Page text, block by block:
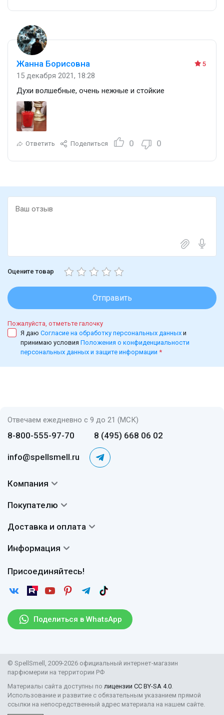
5
Жанна Борисовна
15 декабря 2021, 18:28
Духи волшебные, очень нежные и стойкие
Ответить Поделиться 0 0
Оцените товар
Отправить
Пожалуйста, отметьте галочку
Я даю Согласие на обработку персональных данных и
принимаю условия Положения о конфиденциальности
персональных данных и защите информации *
Отвечаем ежедневно с 9 до 21 (МСК)
8-800-555-97-70 8 (495) 668 06 02
info@spellsmell.ru
Поделиться в WhatsApp
Присоединяйтесь!
Компания
Авторы
Сертификаты
Покупателю
Вопросы и ответы
Отзывы
Статьи
Рассылка
Доставка и оплата
Доставка
Возврат
Информация
Пользовательское соглашение
Защита персональных данных
Правила продажи товаров (Постановление Правительства
Поставщикам
© SpellSmell, 2009-2026 официальный интернет-магазин
парфюмерии на территории РФ
Материалы сайта доступны по лицензии CC BY-SA 4.0.
Использование и развитие с обязательным указанием прямой
ссылки на непосредственный адрес материала на нашем сайте.